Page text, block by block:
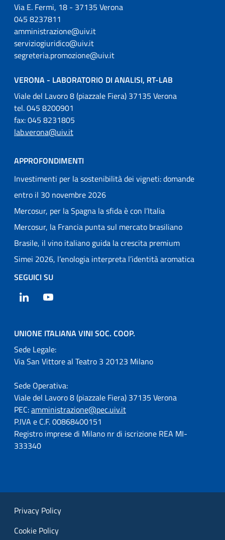
Via E. Fermi, 18 - 37135 Verona
045 8237811
amministrazione@uiv.it
serviziogiuridico@uiv.it
segreteria.promozione@uiv.it
VERONA - LABORATORIO DI ANALISI, RT-LAB
Viale del Lavoro 8 (piazzale Fiera) 37135 Verona
tel. 045 8200901
fax: 045 8231805
lab.verona@uiv.it
APPROFONDIMENTI
Investimenti per la sostenibilità dei vigneti: domande
entro il 30 novembre 2026
Mercosur, per la Spagna la sfida è con l’Italia
Mercosur, la Francia punta sul mercato brasiliano
Brasile, il vino italiano guida la crescita premium
Simei 2026, l’enologia interpreta l’identità aromatica
SEGUICI SU
LinkedIn
UNIONE ITALIANA VINI SOC. COOP.
Sede Legale:
Via San Vittore al Teatro 3 20123 Milano
Sede Operativa:
Viale del Lavoro 8 (piazzale Fiera) 37135 Verona
PEC:amministrazione@pec.uiv.it
P.IVA e C.F. 00868400151
Registro imprese di Milano nr di iscrizione REA MI-
333340
Privacy Policy
Cookie Policy